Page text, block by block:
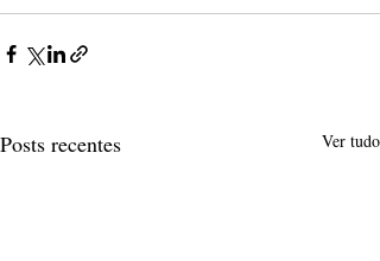
Posts recentes Ver tudo